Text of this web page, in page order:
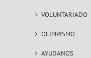
VOLUNTARIADO
OLIMPISMO
AYUDANOS